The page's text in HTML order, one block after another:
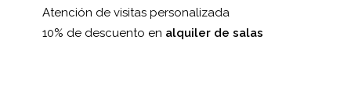
Atención de visitas personalizada
10% de descuento en alquiler de salas